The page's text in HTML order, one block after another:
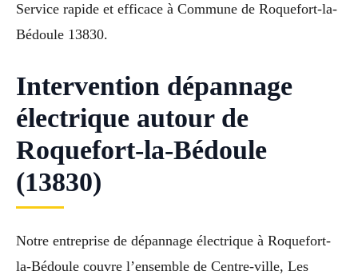
Service rapide et efficace à Commune de Roquefort-la-
Bédoule 13830.
Intervention dépannage
électrique autour de
Roquefort-la-Bédoule
(13830)
Notre entreprise de dépannage électrique à Roquefort-
la-Bédoule couvre l’ensemble de Centre-ville, Les